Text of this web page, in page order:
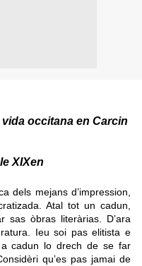
occitana en Carcin
XIXen
mejans d’impression,
Atal tot un cadun,
sas òbras literàrias. D’ara
Ieu soi pas elitista e
cadun lo drech de se far
qu’es pas jamai de